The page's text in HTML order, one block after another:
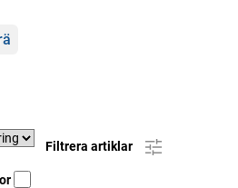
Filtrera artiklar